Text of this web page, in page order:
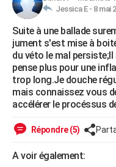
Retraite
Impôts
Epargne
Immobilier
Risques naturels par ville
Banque
Assurance
Crédit
AUTO
Essais
Réserver un essai
Citadines
Berlines
SUV
Forum auto
+HIGH-TECH
Mobiles
Meilleur smartphone
Internet
Ordinateurs
Jeux vidéo
Guide high-tech
+BRICOLAGE
Forum
Aménagement intérieur
Extérieur
Cuisine
Salle de bains
Jardinage
Rangement
WEEK-END
Guides de France
Week-end nature
Art de vivre
Bien-être
Loisirs
Mode
Modes de vie
Alimentation
Guide de la santé
Maladies
Médicaments
Sommeil
Jessica E - 8 mai
Suite à une ballade
jument s'est mise à
du véto le mal
pense plus pour une
trop long.Je douche
mais connaissez vous
accélérer le procéssus
Répondre (5)
A voir également: